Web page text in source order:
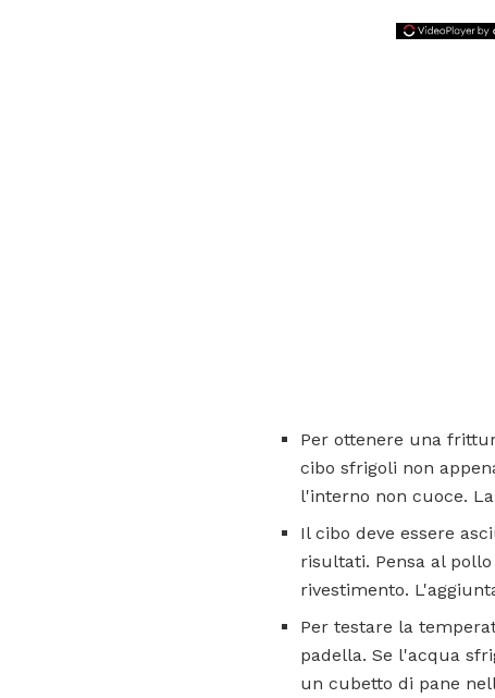
Per ottenere una
cibo sfrigoli non
l'interno non cuoce.
Il cibo deve essere
risultati. Pensa al
rivestimento.
Per testare la
padella. Se l'acqua
un cubetto di pane